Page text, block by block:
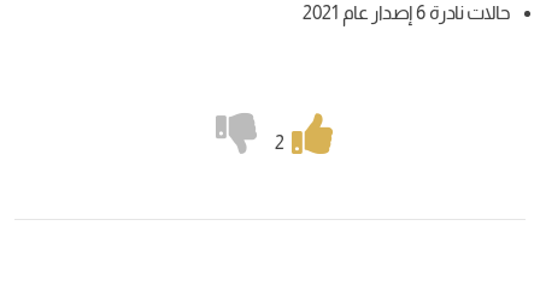
حالات نادرة 6 إصدار عام 2021
2